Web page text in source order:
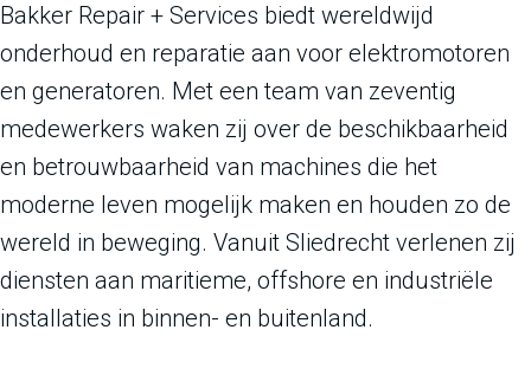
Bakker Repair + Services biedt wereldwijd
onderhoud en reparatie aan voor elektromotoren
en generatoren. Met een team van zeventig
medewerkers waken zij over de beschikbaarheid
en betrouwbaarheid van machines die het
moderne leven mogelijk maken en houden zo de
wereld in beweging. Vanuit Sliedrecht verlenen zij
diensten aan maritieme, offshore en industriële
installaties in binnen- en buitenland.